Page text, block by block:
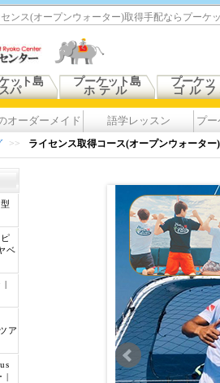
ンス(オープンウォーター)取得手配ならプーケ
ット島
パ
プーケット島
ホテル
プーケッ
ゴル
オーダーメイド 語学レッスン プ
>> ライセンス取得コース(オープンウォーター)
ベ
|
ア
|